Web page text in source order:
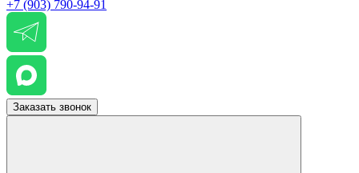
+7 (903) 790-94-91
Заказать звонок